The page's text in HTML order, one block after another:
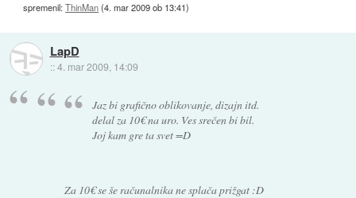
spremenil:ThinMan(4. mar 2009 ob 13:41)
LapD
::4. mar 2009, 14:09
Jaz bi grafično oblikovanje, dizajn itd.
delal za 10€ na uro. Ves srečen bi bil.
Joj kam gre ta svet =D
Za 10€ se še računalnika ne splača prižgat :D